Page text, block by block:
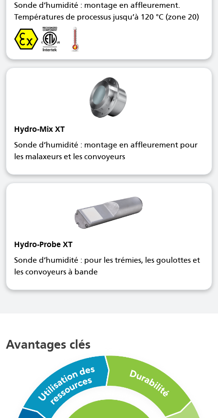
Sonde d’humidité : montage en affleurement.
Températures de processus jusqu’à 120 °C (zone 20)
Hydro-Mix XT
Sonde d’humidité : montage en affleurement pour
les malaxeurs et les convoyeurs
Hydro-Probe XT
Sonde d’humidité : pour les trémies, les goulottes et
les convoyeurs à bande
Avantages clés